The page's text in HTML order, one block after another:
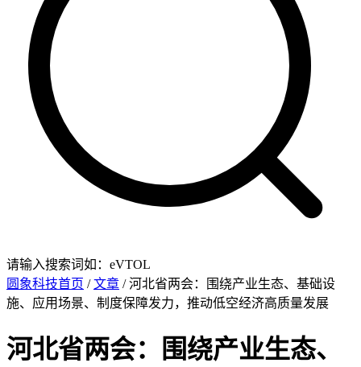
请输入搜索词如：eVTOL
圆象科技首页 /文章 / 河北省两会：围绕产业生态、基础设
施、应用场景、制度保障发力，推动低空经济高质量发展
河北省两会：围绕产业生态、